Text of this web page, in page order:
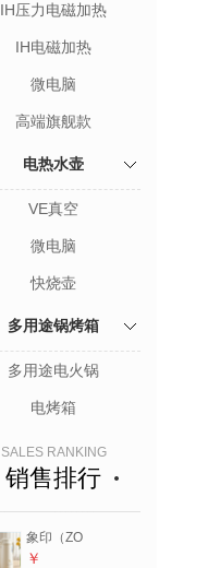
IH压力电磁加热
IH电磁加热
微电脑
高端旗舰款
电热水壶
VE真空
微电脑
快烧壶
多用途锅烤箱
多用途电火锅
电烤箱
SALES RANKING
销售排行
象印（ZO
JIRUSHI）保温壶
￥